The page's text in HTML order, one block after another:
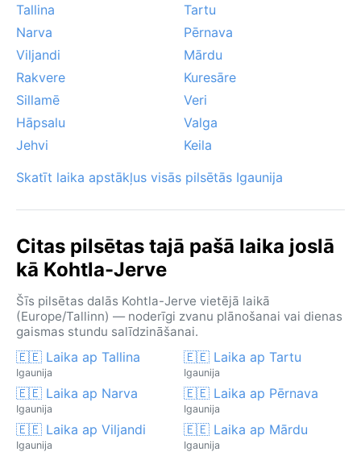
parādību – ne tropu viesuļu, ne ilgstoša sausuma. Tā
ir mierīga vieta, kur laikapstākļi lielā mērā seko
tipiskajam Baltijas reģiona ritmam.
Tallina
Tartu
Narva
Pērnava
Viljandi
Mārdu
Rakvere
Kuresāre
Sillamē
Veri
Hāpsalu
Valga
Jehvi
Keila
Skatīt laika apstākļus visās pilsētās Igaunija
Citas pilsētas tajā pašā laika joslā
kā Kohtla-Jerve
Šīs pilsētas dalās Kohtla-Jerve vietējā laikā
(Europe/Tallinn) — noderīgi zvanu plānošanai vai dienas
gaismas stundu salīdzināšanai.
🇪🇪 Laika ap Tallina
Igaunija
🇪🇪 Laika ap Tartu
Igaunija
🇪🇪 Laika ap Narva
Igaunija
🇪🇪 Laika ap Pērnava
Igaunija
🇪🇪 Laika ap Viljandi
Igaunija
🇪🇪 Laika ap Mārdu
Igaunija